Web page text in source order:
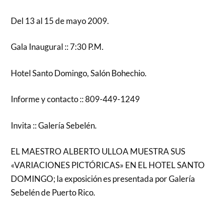
Del 13 al 15 de mayo 2009.
Gala Inaugural :: 7:30 P.M.
Hotel Santo Domingo, Salón Bohechio.
Informe y contacto :: 809-449-1249
Invita :: Galería Sebelén.
EL MAESTRO ALBERTO ULLOA MUESTRA SUS
«VARIACIONES PICTÓRICAS» EN EL HOTEL SANTO
DOMINGO; la exposición es presentada por Galería
Sebelén de Puerto Rico.